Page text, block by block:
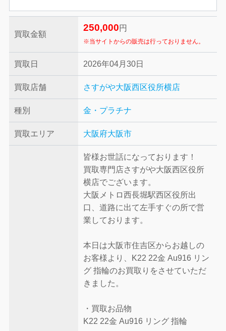
買取金額
250,000 円
※当サイトからの販売は行っておりません。
買取日 2026年04月30日
買取店舗 さすがや大阪西区役所横店
種別 金・プラチナ
買取エリア 大阪府大阪市
皆様お世話になっております！
買取専門店さすがや大阪西区役所
横店でございます。
大阪メトロ西長堀駅西区役所出
口、道路に出て左手すぐの所で営
業しております。
本日は大阪市住吉区からお越しの
お客様より、K22 22金 Au916 リン
グ 指輪のお買取りをさせていただ
きました。
・買取お品物
K22 22金 Au916 リング 指輪